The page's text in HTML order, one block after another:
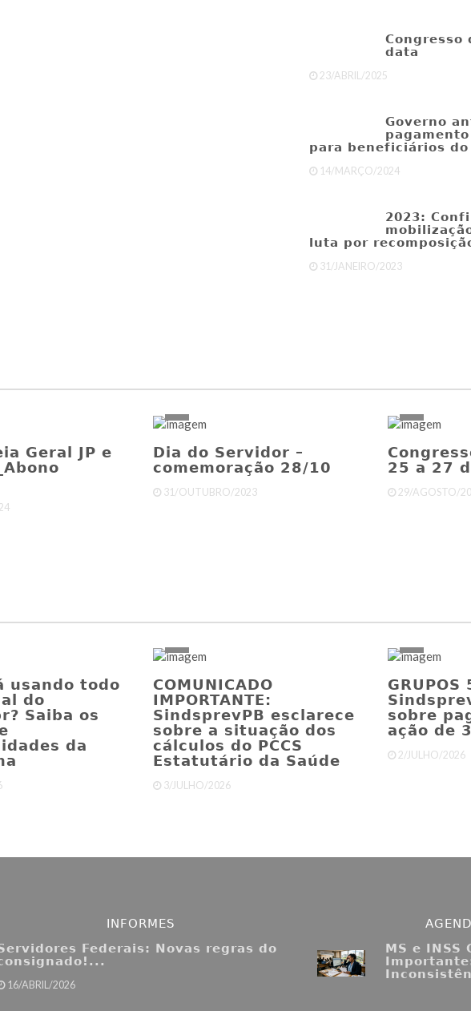
Congresso
data
23/ABRIL/2025
Governo
para beneficiários do
14/MARÇO/2024
2023:
luta por
31/JANEIRO/2023
Geral JP e
Dia do Servidor –
comemoração 28/10
31/OUTUBRO/2023
25 a 27
29/AGOSTO/
usando todo
do
Saiba os
da
COMUNICADO
IMPORTANTE:
SindsprevPB esclarece
sobre a situação dos
cálculos do PCCS
Estatutário da Saúde ​
3/JULHO/2026
GRUPOS
sobre
ação de
2/JULHO/2026
INFORMES
Federais: Novas regras do
16/ABRIL/2026
MS e INSS